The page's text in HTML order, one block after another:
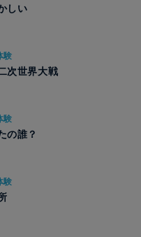
しい
験
次世界大戦
験
の誰？
験